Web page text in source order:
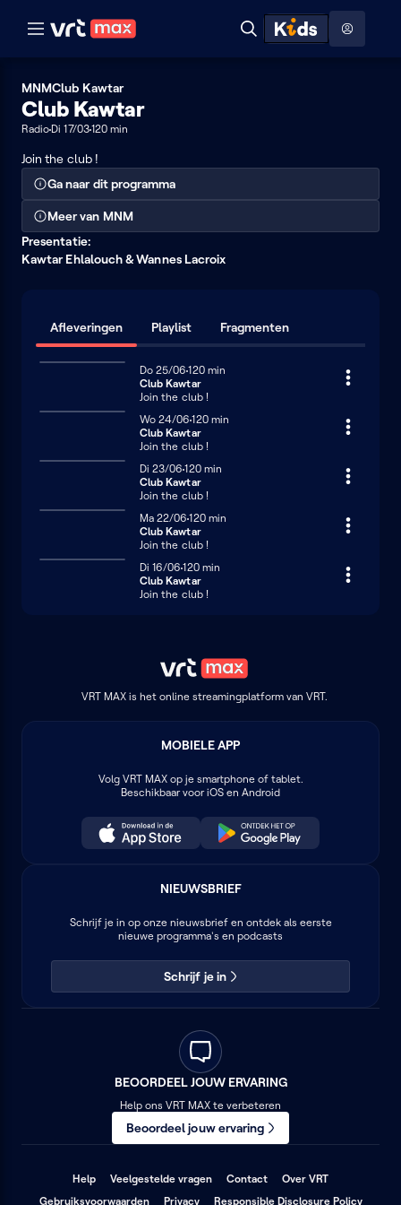
Naar hoofdinhoud Naar audiodescriptie Naar help
Zoeken
ontdekken
MNMClub Kawtar
Club Kawtar
RadioDi 17/03120 min
Join the club !
Ga naar dit programma
Meer van MNM
Presentatie:
Kawtar Ehlalouch & Wannes Lacroix
Afleveringen Playlist Fragmenten
Donderdag 25 juni
Do 25/06120 minuten
120 min
Club Kawtar
Join the club !
Woensdag 24 juni
Wo 24/06120 minuten
120 min
Club Kawtar
Join the club !
Dinsdag 23 juni
Di 23/06120 minuten
120 min
Club Kawtar
Join the club !
Maandag 22 juni
Ma 22/06120 minuten
120 min
Club Kawtar
Join the club !
Dinsdag 16 juni
Di 16/06120 minuten
120 min
Club Kawtar
Join the club !
VRT MAX is het online streamingplatform van VRT.
MOBIELE APP
Volg VRT MAXop je smartphone of tablet.
Beschikbaar voor iOS en Android
NIEUWSBRIEF
Schrijf je in op onze nieuwsbrief en ontdek als eerste
nieuwe programma's en podcasts
Schrijf je in
BEOORDEEL JOUW ERVARING
Help ons VRT MAX te verbeteren
Beoordeel jouw ervaring
Help Veelgestelde vragen (opent
Contact (opent
Over VRT
Gebruiksvoorwaarden (opent
Privacy(opentResponsible Disclosure Policy(opent